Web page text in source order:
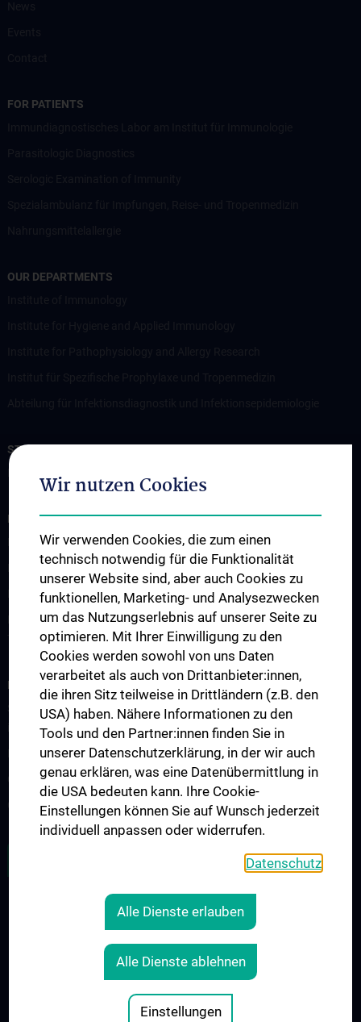
FOR PATIENTS
OUR DEPARTMENTS
STUDIES, TRAINING AND FURTHER EDUCATION
RESEARCH
Forschung Institut für Pathophysiologie und Allergieforschung
Forschung Institut für Immunologie
Forschung Institut für Hygiene und Angewandte Immunologie
Forschung Institut für Spezifische Prophylaxe und
Tropenmedizin
FORSCHUNGSPROJEKTE
SFB-F70: HIT - HDACs as regulators of T cell-mediated immunity
in health and disease
Nahrungsmittelallergie
Calcium Sensing Receptor (CaSR)
CLIMOS
COOKIE-EINSTELLUNGEN
Wir nutzen Cookies
Wir verwenden Cookies, die zum einen
technisch notwendig für die Funktionalität
unserer Website sind, aber auch Cookies zu
funktionellen, Marketing- und Analysezwecken
um das Nutzungserlebnis auf unserer Seite zu
optimieren. Mit Ihrer Einwilligung zu den
Cookies werden sowohl von uns Daten
verarbeitet als auch von Drittanbieter:innen,
die ihren Sitz teilweise in Drittländern (z.B. den
USA) haben. Nähere Informationen zu den
Tools und den Partner:innen finden Sie in
unserer Datenschutzerklärung, in der wir auch
genau erklären, was eine Datenübermittlung in
die USA bedeuten kann. Ihre Cookie-
Einstellungen können Sie auf Wunsch jederzeit
individuell anpassen oder widerrufen.
Datenschutz
Alle Dienste erlauben
Alle Dienste ablehnen
Einstellungen